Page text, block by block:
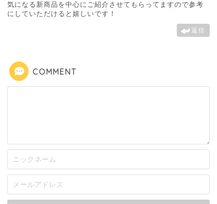
気になる新商品を中心にご紹介させてもらってますので参考
にしていただけると嬉しいです！
返信
COMMENT